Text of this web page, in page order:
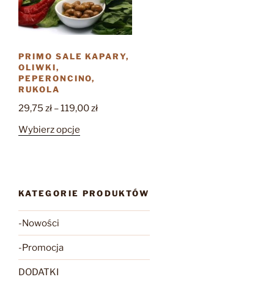
PRIMO SALE KAPARY,
OLIWKI,
PEPERONCINO,
RUKOLA
29,75 zł –119,00złZakres
Wybierz opcje
wariantów.
stronie
KATEGORIE PRODUKTÓW
-Nowości
-Promocja
DODATKI